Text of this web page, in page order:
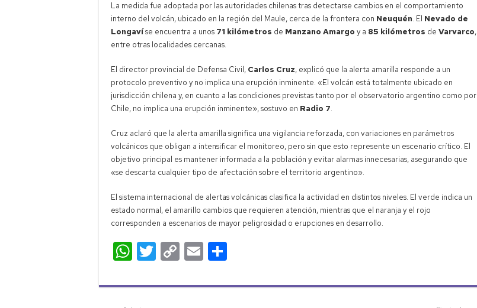
La medida fue adoptada por las autoridades chilenas tras detectarse cambios en el comportamiento
interno del volcán, ubicado en la región del Maule, cerca de la frontera con Neuquén. El Nevado de
Longavíse encuentra a unos 71 kilómetros de Manzano Amargo y a 85 kilómetros de Varvarco,
entre otras localidades cercanas.
El director provincial de Defensa Civil, Carlos Cruz, explicó que la alerta amarilla responde a un
protocolo preventivo y no implica una erupción inminente. «El volcán está totalmente ubicado en
jurisdicción chilena y, en cuanto a las condiciones previstas tanto por el observatorio argentino como por
Chile, no implica una erupción inminente», sostuvo en Radio 7.
Cruz aclaró que la alerta amarilla significa una vigilancia reforzada, con variaciones en parámetros
volcánicos que obligan a intensificar el monitoreo, pero sin que esto represente un escenario crítico. El
objetivo principal es mantener informada a la población y evitar alarmas innecesarias, asegurando que
«se descarta cualquier tipo de afectación sobre el territorio argentino».
El sistema internacional de alertas volcánicas clasifica la actividad en distintos niveles. El verde indica un
estado normal, el amarillo cambios que requieren atención, mientras que el naranja y el rojo
corresponden a escenarios de mayor peligrosidad o erupciones en desarrollo.
W
at
T
tt
C
p
E
ail m